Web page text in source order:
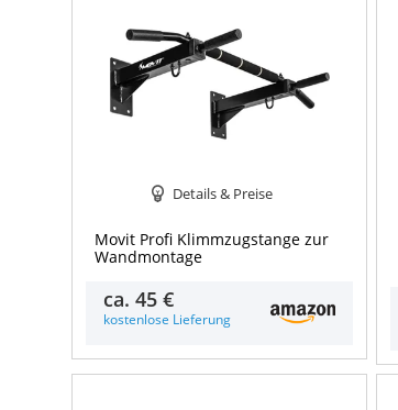
Details & Preise
Movit Profi Klimmzugstange zur
Wandmontage
ca. 45 €
kostenlose Lieferung